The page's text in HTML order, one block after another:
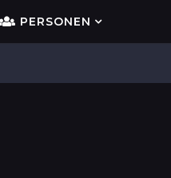
PERSONEN